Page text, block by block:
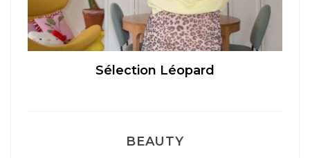
Sélection Léopard
BEAUTY